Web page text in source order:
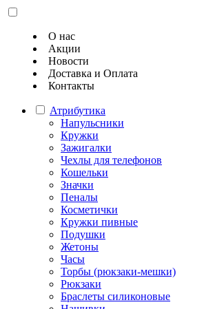
О нас
Акции
Новости
Доставка и Оплата
Контакты
Атрибутика
Напульсники
Кружки
Зажигалки
Чехлы для телефонов
Кошельки
Значки
Пеналы
Косметички
Кружки пивные
Подушки
Жетоны
Часы
Торбы (рюкзаки-мешки)
Рюкзаки
Браслеты силиконовые